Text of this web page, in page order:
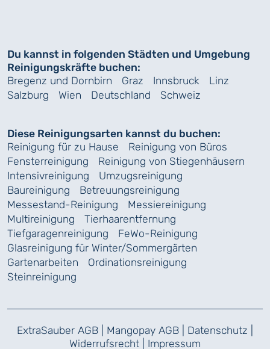
Du kannst in folgenden Städten und Umgebung
Reinigungskräfte buchen:
Bregenz und Dornbirn
Graz Innsbruck
Linz
Salzburg
Wien Deutschland Schweiz
Diese Reinigungsarten kannst du buchen:
Reinigung für zu Hause
Reinigung von Büros
Fensterreinigung
Reinigung von Stiegenhäusern
Intensivreinigung
Umzugsreinigung
Baureinigung
Betreuungsreinigung
Messestand-Reinigung
Messiereinigung
Multireinigung
Tierhaarentfernung
Tiefgaragenreinigung
FeWo-Reinigung
Glasreinigung für Winter/Sommergärten
Gartenarbeiten
Ordinationsreinigung
Steinreinigung
ExtraSauber AGB Mangopay AGB Datenschutz
Widerrufsrecht
Impressum